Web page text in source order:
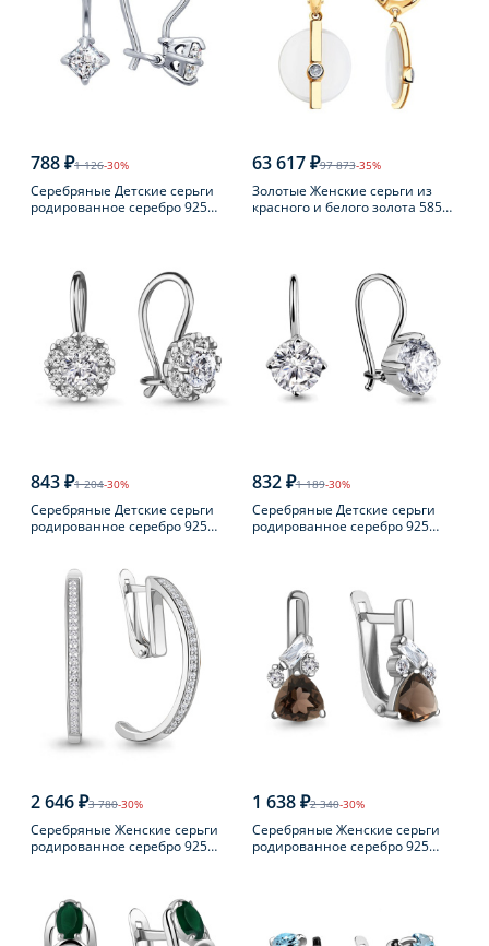
788 ₽1 126-30%
Серебряные Детские серьги
родированное серебро 925
63 617 ₽97 873-35%
Золотые Женские серьги из
красного и белого золота 585
843 ₽1 204-30%
Серебряные Детские серьги
родированное серебро 925
832 ₽1 189-30%
Серебряные Детские серьги
родированное серебро 925
2 646 ₽3 780-30%
Серебряные Женские серьги
родированное серебро 925
1 638 ₽2 340-30%
Серебряные Женские серьги
родированное серебро 925